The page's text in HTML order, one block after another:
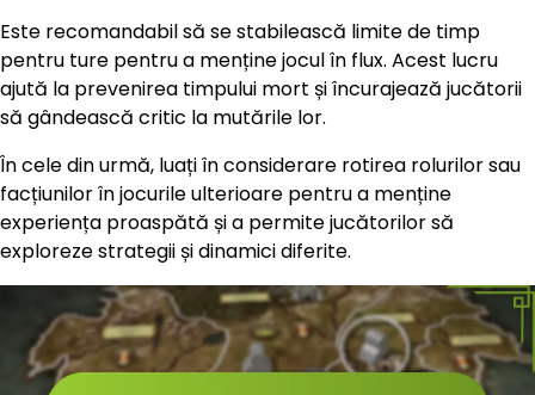
Este recomandabil să se stabilească limite de timp
pentru ture pentru a menține jocul în flux. Acest lucru
ajută la prevenirea timpului mort și încurajează jucătorii
să gândească critic la mutările lor.
În cele din urmă, luați în considerare rotirea rolurilor sau
facțiunilor în jocurile ulterioare pentru a menține
experiența proaspătă și a permite jucătorilor să
exploreze strategii și dinamici diferite.